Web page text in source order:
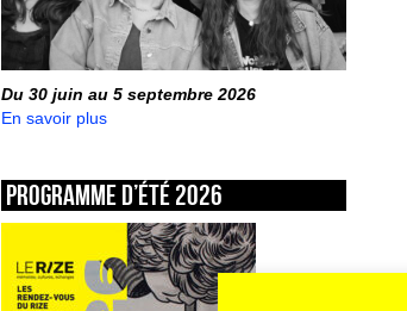
Du 30 juin au 5 septembre 2026
En savoir plus
Programme d’été 2026